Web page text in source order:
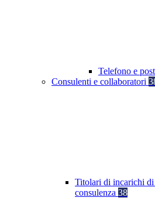
Telefono e
Consulenti e collaboratori
Titolari di incarichi
consulenza 38